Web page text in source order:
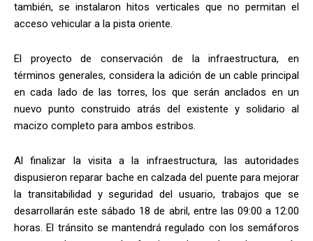
también, se instalaron hitos verticales que no permitan el
acceso vehicular a la pista oriente.
El proyecto de conservación de la infraestructura, en
términos generales, considera la adición de un cable principal
en cada lado de las torres, los que serán anclados en un
nuevo punto construido atrás del existente y solidario al
macizo completo para ambos estribos.
Al finalizar la visita a la infraestructura, las autoridades
dispusieron reparar bache en calzada del puente para mejorar
la transitabilidad y seguridad del usuario, trabajos que se
desarrollarán este sábado 18 de abril, entre las 09:00 a 12:00
horas. El tránsito se mantendrá regulado con los semáforos